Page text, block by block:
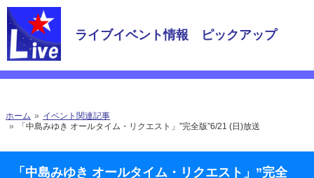
ライブイベント情報 ピックアップ
ホーム
イベント関連記事
「中島みゆき オールタイム・リクエスト」”完全版”6/21 (日)放送
「中島みゆき オールタイム・リクエスト」”完全